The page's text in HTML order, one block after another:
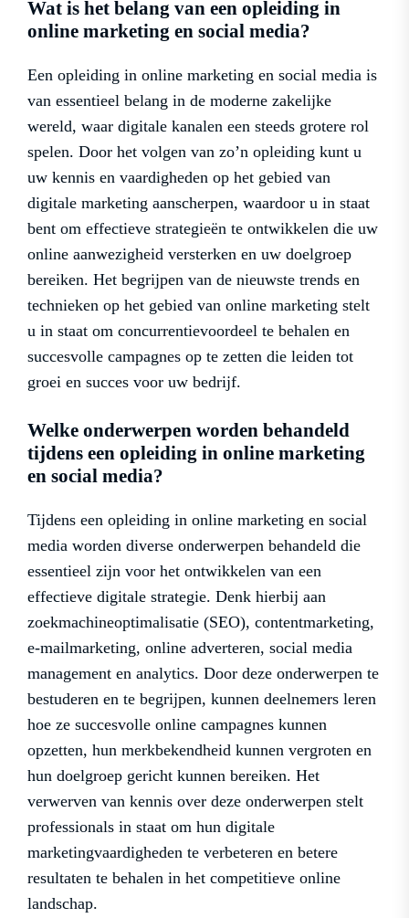
Wat is het belang van een opleiding in
online marketing en social media?
Een opleiding in online marketing en social media is
van essentieel belang in de moderne zakelijke
wereld, waar digitale kanalen een steeds grotere rol
spelen. Door het volgen van zo’n opleiding kunt u
uw kennis en vaardigheden op het gebied van
digitale marketing aanscherpen, waardoor u in staat
bent om effectieve strategieën te ontwikkelen die uw
online aanwezigheid versterken en uw doelgroep
bereiken. Het begrijpen van de nieuwste trends en
technieken op het gebied van online marketing stelt
u in staat om concurrentievoordeel te behalen en
succesvolle campagnes op te zetten die leiden tot
groei en succes voor uw bedrijf.
Welke onderwerpen worden behandeld
tijdens een opleiding in online marketing
en social media?
Tijdens een opleiding in online marketing en social
media worden diverse onderwerpen behandeld die
essentieel zijn voor het ontwikkelen van een
effectieve digitale strategie. Denk hierbij aan
zoekmachineoptimalisatie (SEO), contentmarketing,
e-mailmarketing, online adverteren, social media
management en analytics. Door deze onderwerpen te
bestuderen en te begrijpen, kunnen deelnemers leren
hoe ze succesvolle online campagnes kunnen
opzetten, hun merkbekendheid kunnen vergroten en
hun doelgroep gericht kunnen bereiken. Het
verwerven van kennis over deze onderwerpen stelt
professionals in staat om hun digitale
marketingvaardigheden te verbeteren en betere
resultaten te behalen in het competitieve online
landschap.